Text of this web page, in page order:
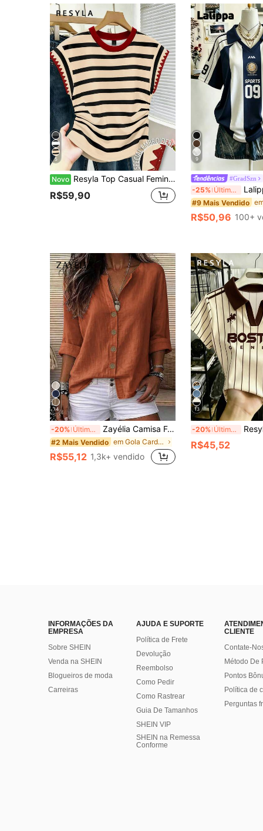
5
Novo Resyla Top Casual Feminina Listrada com Decote Redondo e Acabamento Floral
R$59,90
9
#GradSzn
-25% Últimos 3 dias Lalippa Camiseta Feminina Esportiva com
#9 Mais Vendido
R$50,96 100+
14
-20% Últimos 3 dias Zayélia Camisa Feminina de Verão Elegante e Simples, Tecido Liso, Casual, Camisa de Trabalho
#2 Mais Vendido em Gola Cardigan Tops, blusas e camisetas feminina
R$55,12 1,3k+ vendido
13
-20% Últimos 3 dias Resyla Camisa Polo de Malha com Estampa de
R$45,52
INFORMAÇÕES DA
EMPRESA
Sobre SHEIN
Venda na SHEIN
Blogueiros de moda
Carreiras
AJUDA E SUPORTE
Política de Frete
Devolução
Reembolso
Como Pedir
Como Rastrear
Guia De Tamanhos
SHEIN VIP
SHEIN na Remessa
Conforme
CLIENTE
Contate-
Método De
Pontos
Política de
Perguntas